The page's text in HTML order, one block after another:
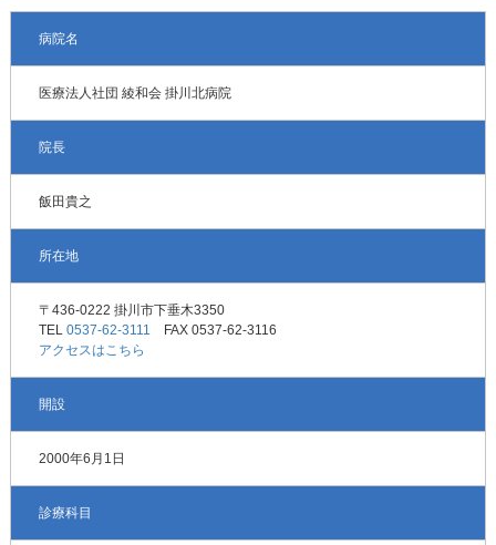
病院名
医療法人社団 綾和会 掛川北病院
院長
飯田貴之
所在地
〒436-0222 掛川市下垂木3350
TEL 0537-62-3111 FAX 0537-62-3116
アクセスはこちら
開設
2000年6月1日
診療科目